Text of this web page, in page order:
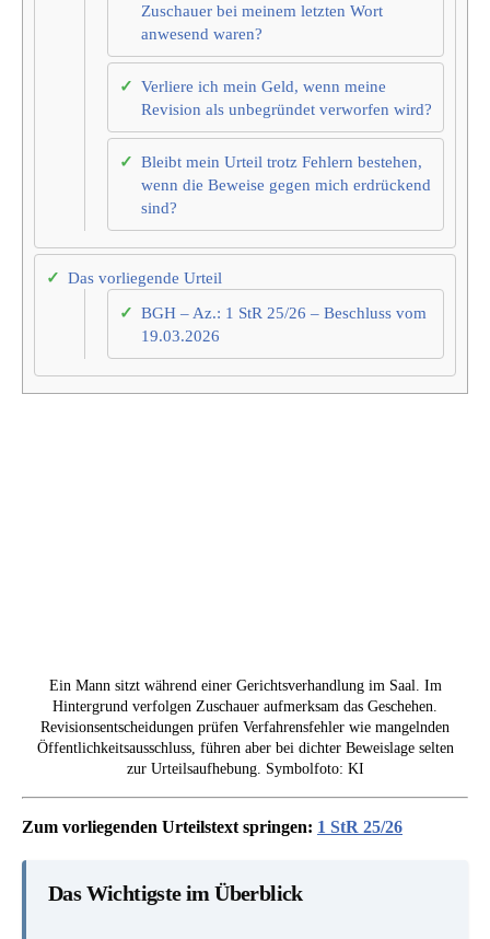
Zuschauer bei meinem letzten Wort
anwesend waren?
Verliere ich mein Geld, wenn meine
Revision als unbegründet verworfen wird?
Bleibt mein Urteil trotz Fehlern bestehen,
wenn die Beweise gegen mich erdrückend
sind?
Das vorliegende Urteil
BGH – Az.: 1 StR 25/26 – Beschluss vom
19.03.2026
Ein Mann sitzt während einer Gerichtsverhandlung im Saal. Im
Hintergrund verfolgen Zuschauer aufmerksam das Geschehen.
Revisionsentscheidungen prüfen Verfahrensfehler wie mangelnden
Öffentlichkeitsausschluss, führen aber bei dichter Beweislage selten
zur Urteilsaufhebung. Symbolfoto: KI
Zum vorliegenden Urteilstext springen: 1 StR 25/26
Das Wichtigste im Überblick